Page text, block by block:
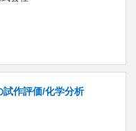
作評価/化学分析